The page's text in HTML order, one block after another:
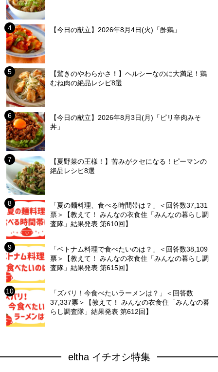
【今日の献立】2026年8月4日(火)「酢鶏」
【驚きのやわらかさ！】ヘルシーなのに大満足！鶏
むね肉の絶品レシピ8選
【今日の献立】2026年8月3日(月)「ピリ辛肉みそ
丼」
【夏野菜の王様！】苦みがクセになる！ピーマンの
絶品レシピ8選
「夏の麺料理、食べる時間帯は？」＜回答数37,131
票＞【教えて！ みんなの衣食住「みんなの暮らし調
査隊」結果発表 第610回】
「ベトナム料理で食べたいのは？」＜回答数38,109
票＞【教えて！ みんなの衣食住「みんなの暮らし調
査隊」結果発表 第615回】
「ズバリ！今食べたいラーメンは？」＜回答数
37,337票＞【教えて！ みんなの衣食住「みんなの暮
らし調査隊」結果発表 第612回】
eltha イチオシ特集